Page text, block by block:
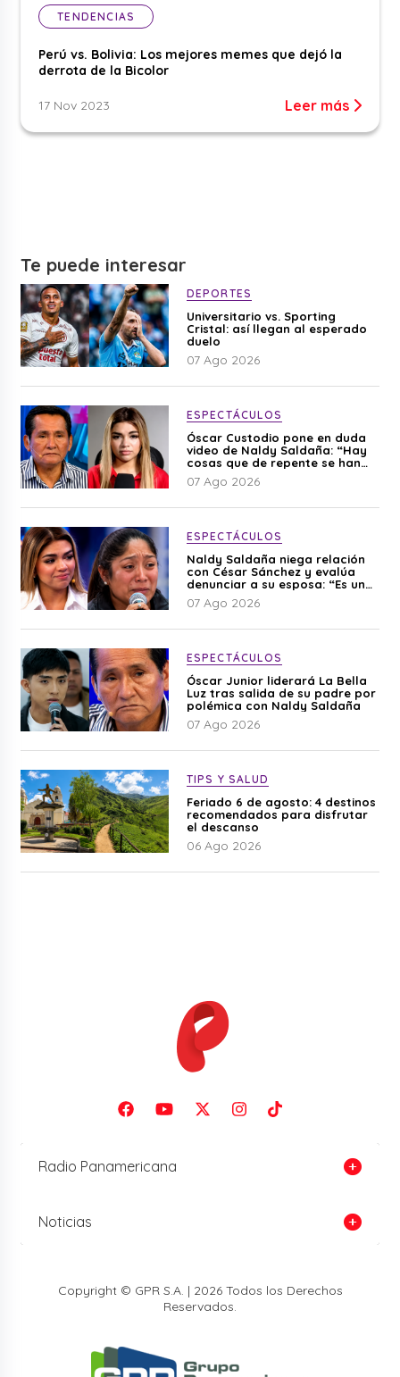
TENDENCIAS
Perú vs. Bolivia: Los mejores memes que dejó la
derrota de la Bicolor
17 Nov 2023 Leer más
Te puede interesar
DEPORTES
Universitario vs. Sporting
Cristal: así llegan al esperado
duelo
07 Ago 2026
ESPECTÁCULOS
Óscar Custodio pone en duda
video de Naldy Saldaña: “Hay
cosas que de repente se han
editado”
07 Ago 2026
ESPECTÁCULOS
Naldy Saldaña niega relación
con César Sánchez y evalúa
denunciar a su esposa: “Es una
difamación”
07 Ago 2026
ESPECTÁCULOS
Óscar Junior liderará La Bella
Luz tras salida de su padre por
polémica con Naldy Saldaña
07 Ago 2026
TIPS Y SALUD
Feriado 6 de agosto: 4 destinos
recomendados para disfrutar
el descanso
06 Ago 2026
Radio Panamericana
Noticias
Copyright © GPR S.A. | 2026 Todos los Derechos
Reservados.